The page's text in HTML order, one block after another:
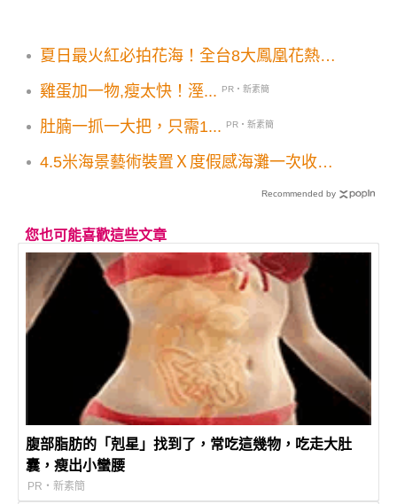
夏日最火紅必拍花海！全台8大鳳凰花熱門
雞蛋加一物,瘦太快！溼...
PR・新素簡
肚腩一抓一大把，只需1... PR・新素簡
4.5米海景藝術裝置Ｘ度假感海灘一次收
Recommended by
您也可能喜歡這些文章
腹部脂肪的「剋星」找到了，常吃這幾物，吃走大肚
囊，瘦出小蠻腰
PR・新素簡